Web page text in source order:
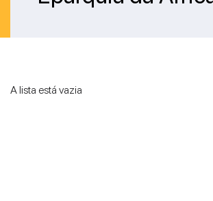
A lista está vazia